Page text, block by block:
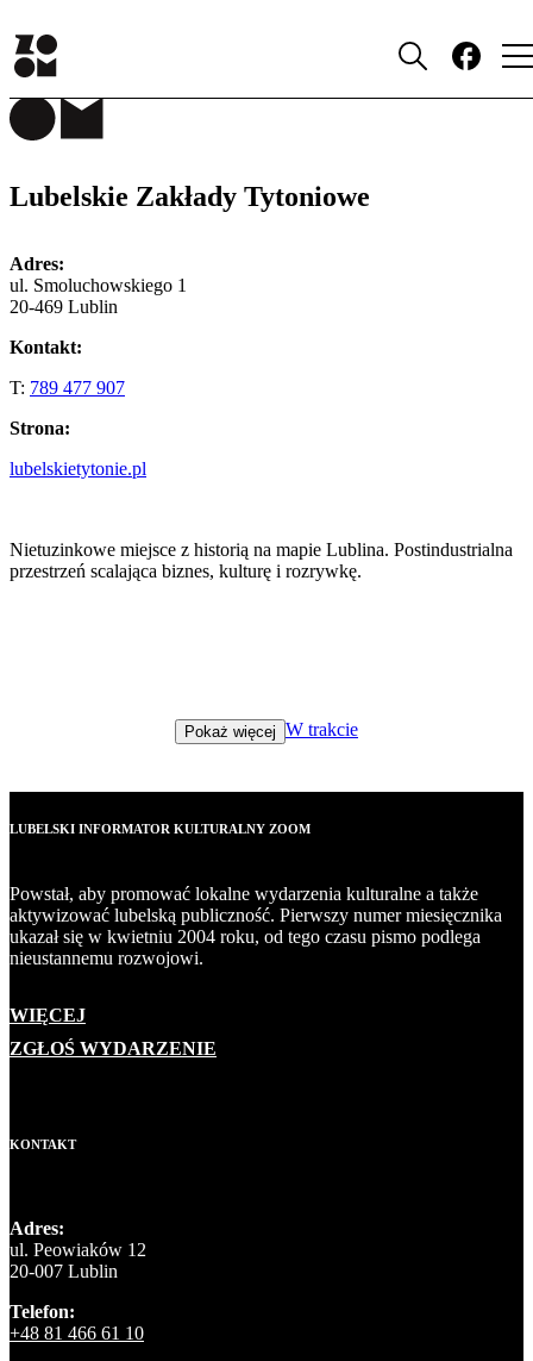
MIEJSCA
Lubelskie Zakłady Tytoniowe
Adres:
ul. Smoluchowskiego 1
20-469 Lublin
Kontakt:
T: 789 477 907
Strona:
lubelskietytonie.pl
Nietuzinkowe miejsce z historią na mapie Lublina. Postindustrialna
przestrzeń scalająca biznes, kulturę i rozrywkę.
Pokaż więcej W trakcie
LUBELSKI INFORMATOR KULTURALNY ZOOM
Powstał, aby promować lokalne wydarzenia kulturalne a także
aktywizować lubelską publiczność. Pierwszy numer miesięcznika
ukazał się w kwietniu 2004 roku, od tego czasu pismo podlega
nieustannemu rozwojowi.
WIĘCEJ
ZGŁOŚ WYDARZENIE
KONTAKT
Adres:
ul. Peowiaków 12
20-007 Lublin
Telefon:
+48 81 466 61 10